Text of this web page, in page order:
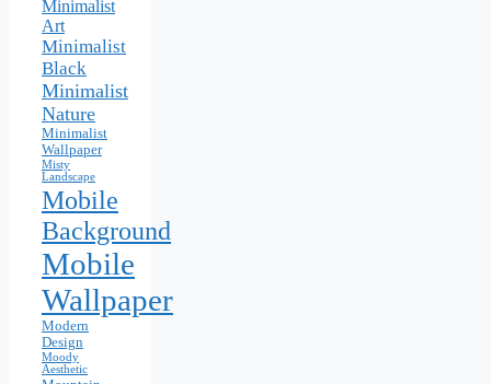
Minimalist
Art
Minimalist
Black
Minimalist
Nature
Minimalist
Wallpaper
Misty
Landscape
Mobile
Background
Mobile
Wallpaper
Modern
Design
Moody
Aesthetic